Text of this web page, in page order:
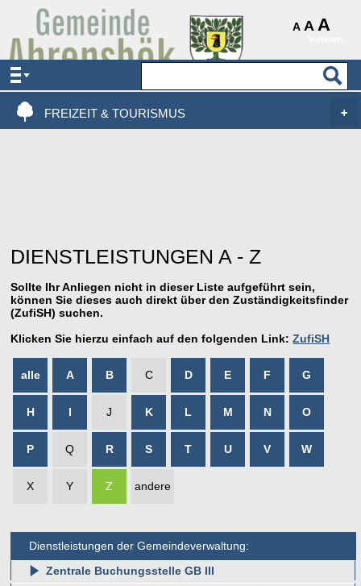
A A A
AKTUELLES & SERVICE
VERWALTUNG & POLITIK
FREIZEIT & TOURISMUS
DIENSTLEISTUNGEN A - Z
Sollte Ihr Anliegen nicht in dieser Liste aufgeführt sein,
können Sie dieses auch direkt über den Zuständigkeitsfinder
(ZufiSH) suchen.
Klicken Sie hierzu einfach auf den folgenden Link:ZufiSH
alle A B C D E F G
H I J K L M N O
P Q R S T U V W
X Y Z andere
Dienstleistungen der Gemeindeverwaltung:
Zentrale Buchungsstelle GB III